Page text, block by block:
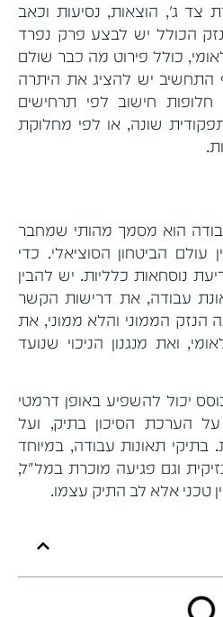
צד ג', הוצאות, נסיעות וכאב
הכולל יש לבצע פרק נפרד
כולל פירוט מה כבר שולם
התחשיב יש להציג את היתרה
חלופות חישוב לפי תרחישים
שונה, או לפי מחלוקת
הוא מסמך מהותי שמחבר
עולם הביטחון הסוציאלי. כדי
נוסחאות כלליות. יש להבין
עבודה, את דרישות הקשר
הנזק הממוני והלא ממוני, את
ואת מנגנון הניכוי שנועד
יכול להשפיע באופן דרמטי
הערכת הסיכון בתיק, ועל
תאונות עבודה, במיוחד
וגם פגיעה מוכרת במל"ל,
טכני אלא לב התיק עצמו.